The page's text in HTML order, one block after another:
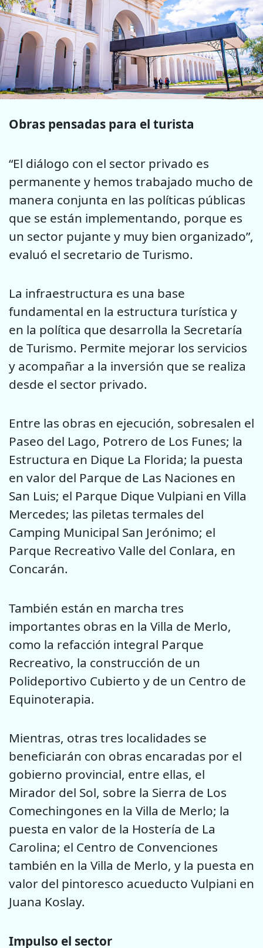
Obras pensadas para el turista
“El diálogo con el sector privado es
permanente y hemos trabajado mucho de
manera conjunta en las políticas públicas
que se están implementando, porque es
un sector pujante y muy bien organizado”,
evaluó el secretario de Turismo.
La infraestructura es una base
fundamental en la estructura turística y
en la política que desarrolla la Secretaría
de Turismo. Permite mejorar los servicios
y acompañar a la inversión que se realiza
desde el sector privado.
Entre las obras en ejecución, sobresalen el
Paseo del Lago, Potrero de Los Funes; la
Estructura en Dique La Florida; la puesta
en valor del Parque de Las Naciones en
San Luis; el Parque Dique Vulpiani en Villa
Mercedes; las piletas termales del
Camping Municipal San Jerónimo; el
Parque Recreativo Valle del Conlara, en
Concarán.
También están en marcha tres
importantes obras en la Villa de Merlo,
como la refacción integral Parque
Recreativo, la construcción de un
Polideportivo Cubierto y de un Centro de
Equinoterapia.
Mientras, otras tres localidades se
beneficiarán con obras encaradas por el
gobierno provincial, entre ellas, el
Mirador del Sol, sobre la Sierra de Los
Comechingones en la Villa de Merlo; la
puesta en valor de la Hostería de La
Carolina; el Centro de Convenciones
también en la Villa de Merlo, y la puesta en
valor del pintoresco acueducto Vulpiani en
Juana Koslay.
Impulso el sector